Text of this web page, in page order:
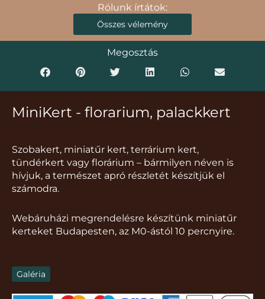
Rólunk írtátok:
Összes vélemény
Megosztás
MiniKert - florarium, palackkert
Szobakert, miniatűr kert, terrárium kert,
tündérkert vagy florárium – bármilyen néven is
hívjuk, a természet apró részletét készítjük el
számodra.
Webáruházi megrendelésre készítünk miniatűr
kerteket Budapesten, az M0-ástól 10 percnyire.
Galéria